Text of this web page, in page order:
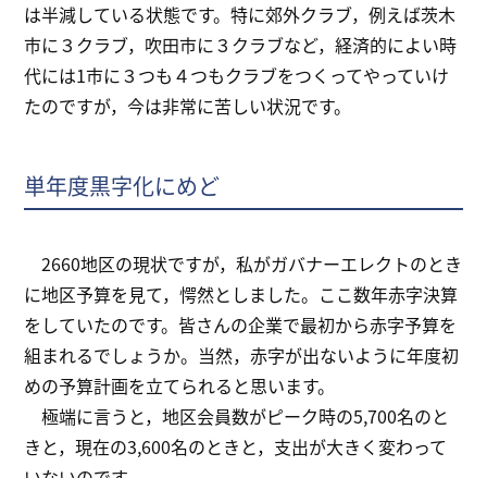
は半減している状態です。特に郊外クラブ，例えば茨木
市に３クラブ，吹田市に３クラブなど，経済的によい時
代には1市に３つも４つもクラブをつくってやっていけ
たのですが，今は非常に苦しい状況です。
単年度黒字化にめど
2660地区の現状ですが，私がガバナーエレクトのとき
に地区予算を見て，愕然としました。ここ数年赤字決算
をしていたのです。皆さんの企業で最初から赤字予算を
組まれるでしょうか。当然，赤字が出ないように年度初
めの予算計画を立てられると思います。
極端に言うと，地区会員数がピーク時の5,700名のと
きと，現在の3,600名のときと，支出が大きく変わって